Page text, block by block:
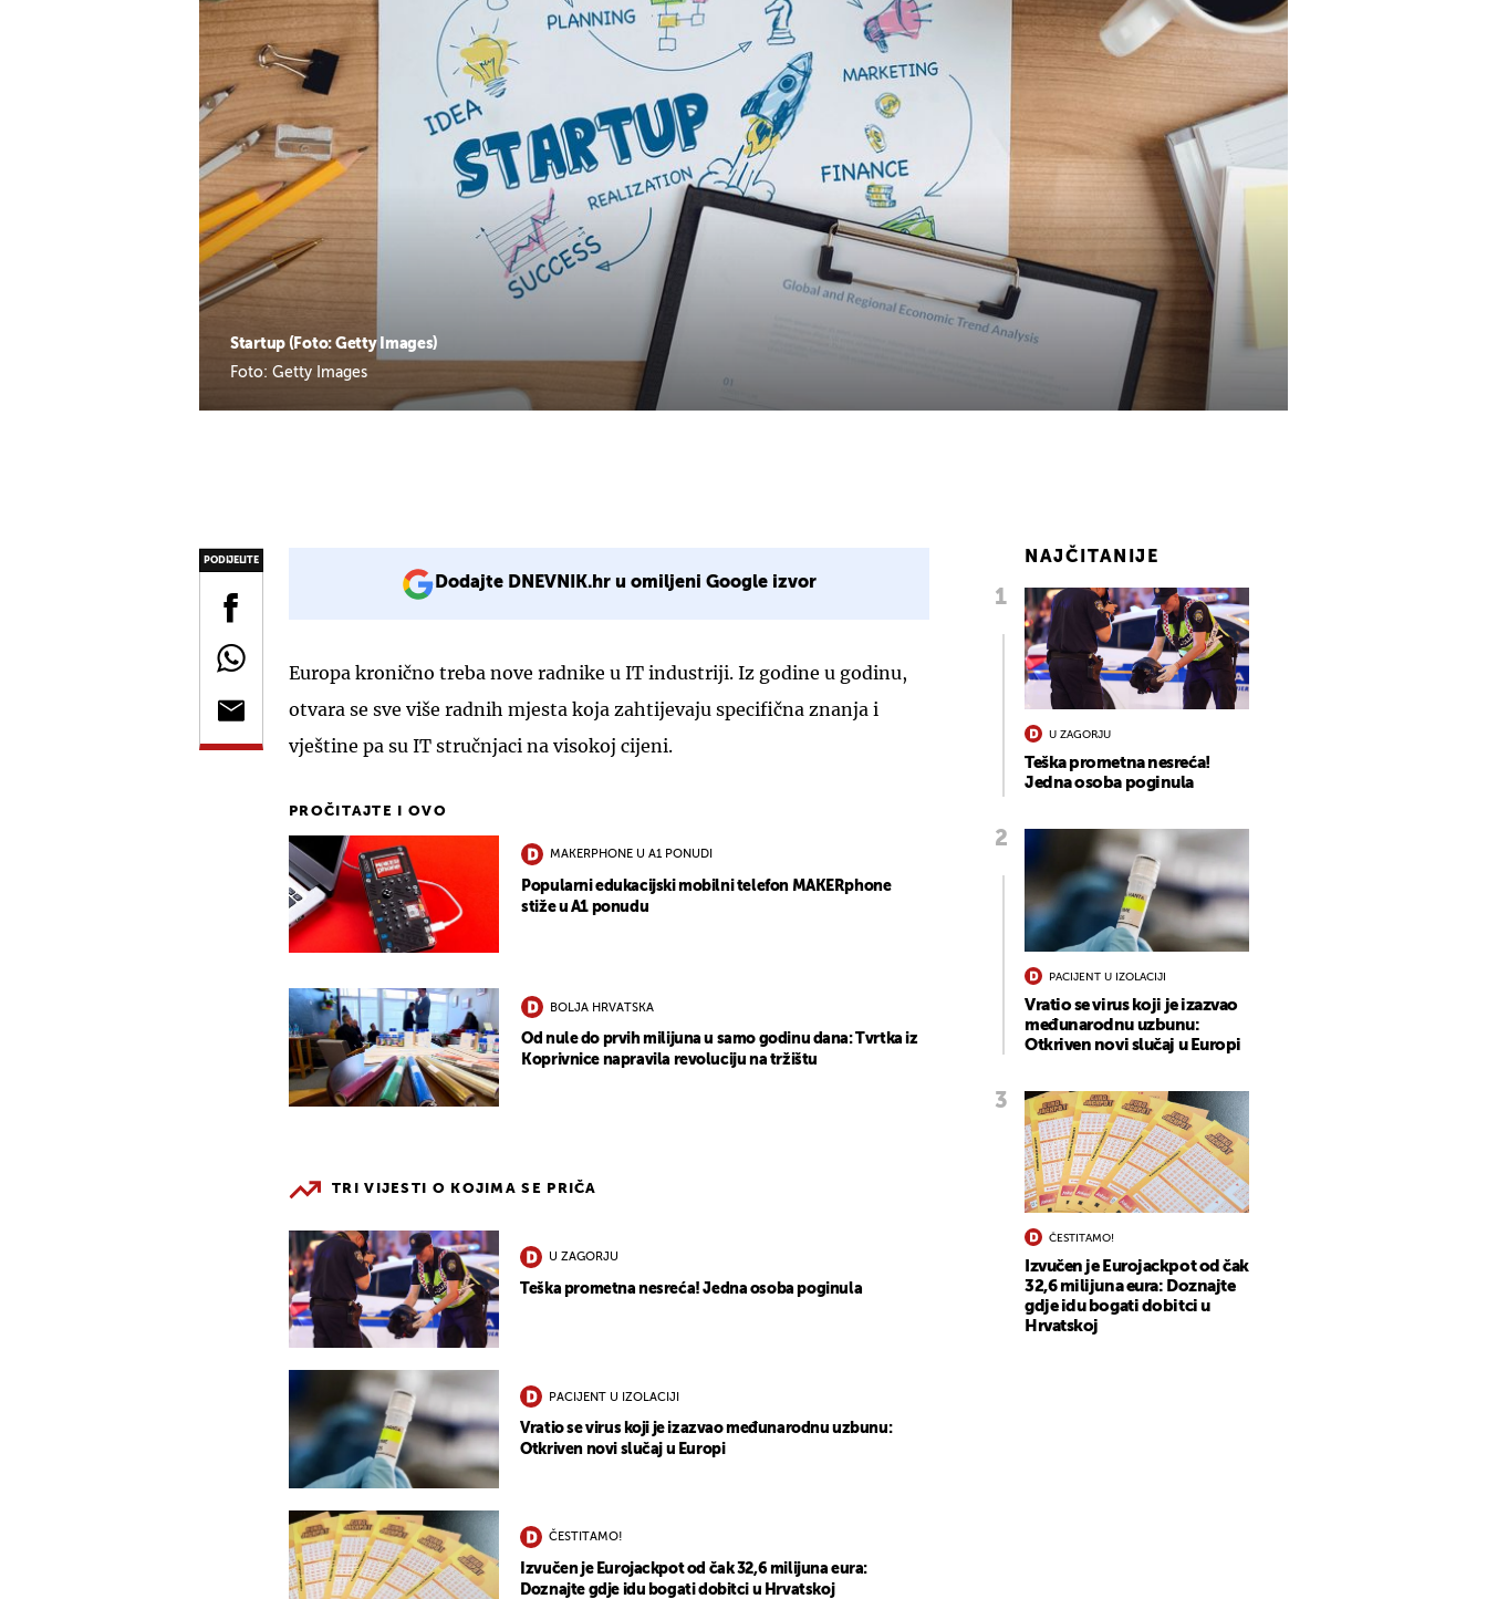
Startup (Foto: Getty Images)
Foto: Getty Images
PODIJELITE
Dodajte DNEVNIK.hr u omiljeni Google izvor
Europa kronično treba nove radnike u IT industriji. Iz godine u godinu,
otvara se sve više radnih mjesta koja zahtijevaju specifična znanja i
vještine pa su IT stručnjaci na visokoj cijeni.
PROČITAJTE I OVO
MAKERPHONE U A1 PONUDI
Popularni edukacijski mobilni telefon MAKERphone
stiže u A1 ponudu
BOLJA HRVATSKA
Od nule do prvih milijuna u samo godinu dana: Tvrtka iz
Koprivnice napravila revoluciju na tržištu
TRI VIJESTI O KOJIMA SE PRIČA
U ZAGORJU
Teška prometna nesreća! Jedna osoba poginula
PACIJENT U IZOLACIJI
Vratio se virus koji je izazvao međunarodnu uzbunu:
Otkriven novi slučaj u Europi
ČESTITAMO!
Izvučen je Eurojackpot od čak 32,6 milijuna eura:
Doznajte gdje idu bogati dobitci u Hrvatskoj
NAJČITANIJE
U ZAGORJU
Teška prometna nesreća!
Jedna osoba poginula
PACIJENT U IZOLACIJI
Vratio se virus koji je izazvao
međunarodnu uzbunu:
Otkriven novi slučaj u Europi
ČESTITAMO!
Izvučen je Eurojackpot od čak
32,6 milijuna eura: Doznajte
gdje idu bogati dobitci u
Hrvatskoj